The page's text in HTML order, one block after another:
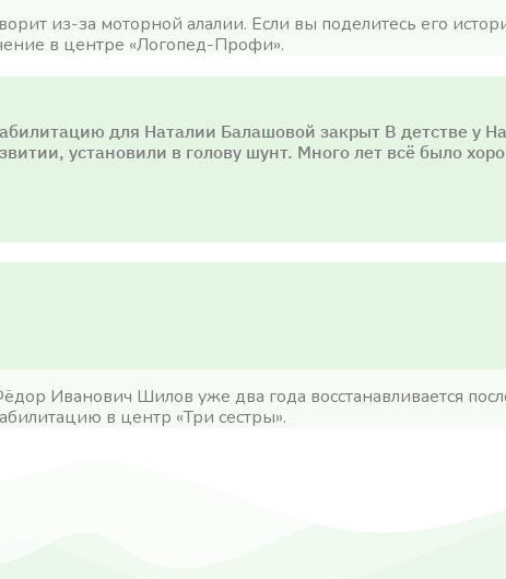
из-за моторной алалии. Если вы поделитесь его
в центре «Логопед-Профи».
для Наталии Балашовой закрыт В детстве у
установили в голову шунт. Много лет всё было
Иванович Шилов уже два года восстанавливается
в центр «Три сестры».